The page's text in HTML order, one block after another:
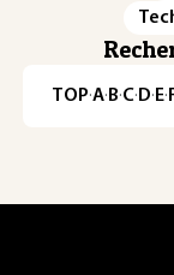
TOP·A·B·C· D· E·